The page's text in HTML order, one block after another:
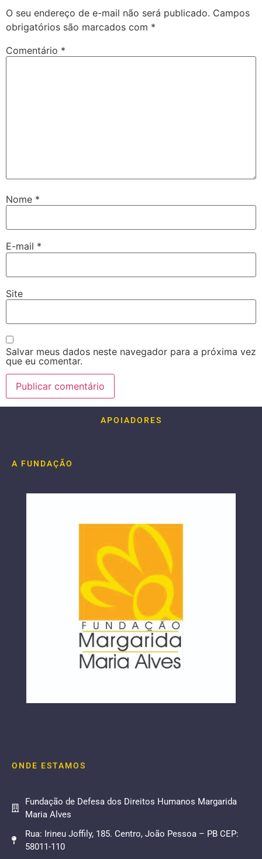
O seu endereço de e-mail não será publicado. Campos
obrigatórios são marcados com *
Comentário *
Nome *
E-mail *
Site
Salvar meus dados neste navegador para a próxima vez
que eu comentar.
APOIADORES
A FUNDAÇÃO
ONDE ESTAMOS
Fundação de Defesa dos Direitos Humanos Margarida
Maria Alves
Rua: Irineu Joffily, 185. Centro, João Pessoa – PB CEP:
58011-110